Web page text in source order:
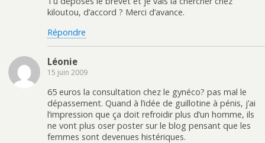
kiloutou, d’accord ? Merci d’avance.
Répondre
Léonie
15 juin 2009
65 euros la consultation chez le gynéco? pas mal le
dépassement. Quand à l’idée de guillotine à pénis, j’ai
l’impression que ça doit refroidir plus d’un homme, ils
ne vont plus oser poster sur le blog pensant que les
femmes sont devenues histériques.